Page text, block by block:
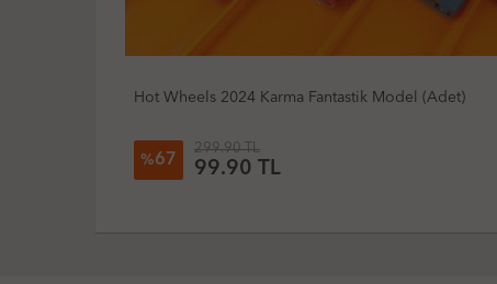
Hot Wheels 2023 Experimotors 1/5 Draggin' Wagon
%67
299.90 TL
99.90 TL